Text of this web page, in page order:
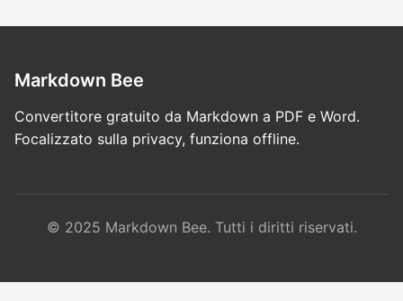
Markdown Bee
Convertitore gratuito da Markdown a PDF e Word.
Focalizzato sulla privacy, funziona offline.
© 2025 Markdown Bee. Tutti i diritti riservati.